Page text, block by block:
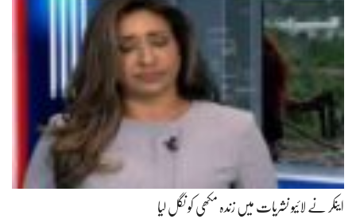
اینکر نے لائیو نشریات میں زندہ مکھی کو نگل لیا